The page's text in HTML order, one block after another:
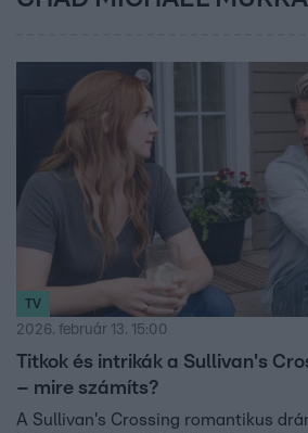
TV
2026. február 13. 15:00
Titkok és intrikák a Sullivan's
– mire számíts?
A Sullivan's Crossing romantikus